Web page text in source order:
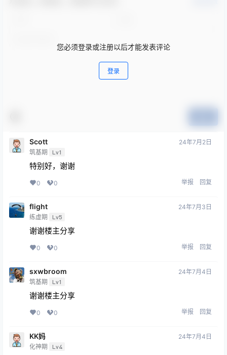
您必须登录或注册以后才能发表评论
登录
Scott
筑基期 Lv1
24年7月2日
特别好，谢谢
0 0 举报 回复
flight
练虚期 Lv5
24年7月3日
谢谢楼主分享
0 0 举报 回复
sxwbroom
筑基期 Lv1
24年7月4日
谢谢楼主分享
0 0 举报 回复
KK妈
化神期 Lv4
24年7月4日